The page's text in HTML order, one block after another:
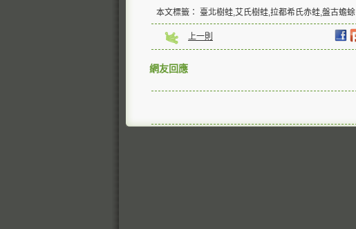
本文標籤： 臺北樹蛙,艾氏樹蛙,拉都希氏赤蛙,盤古蟾蜍
上一則
網友回應